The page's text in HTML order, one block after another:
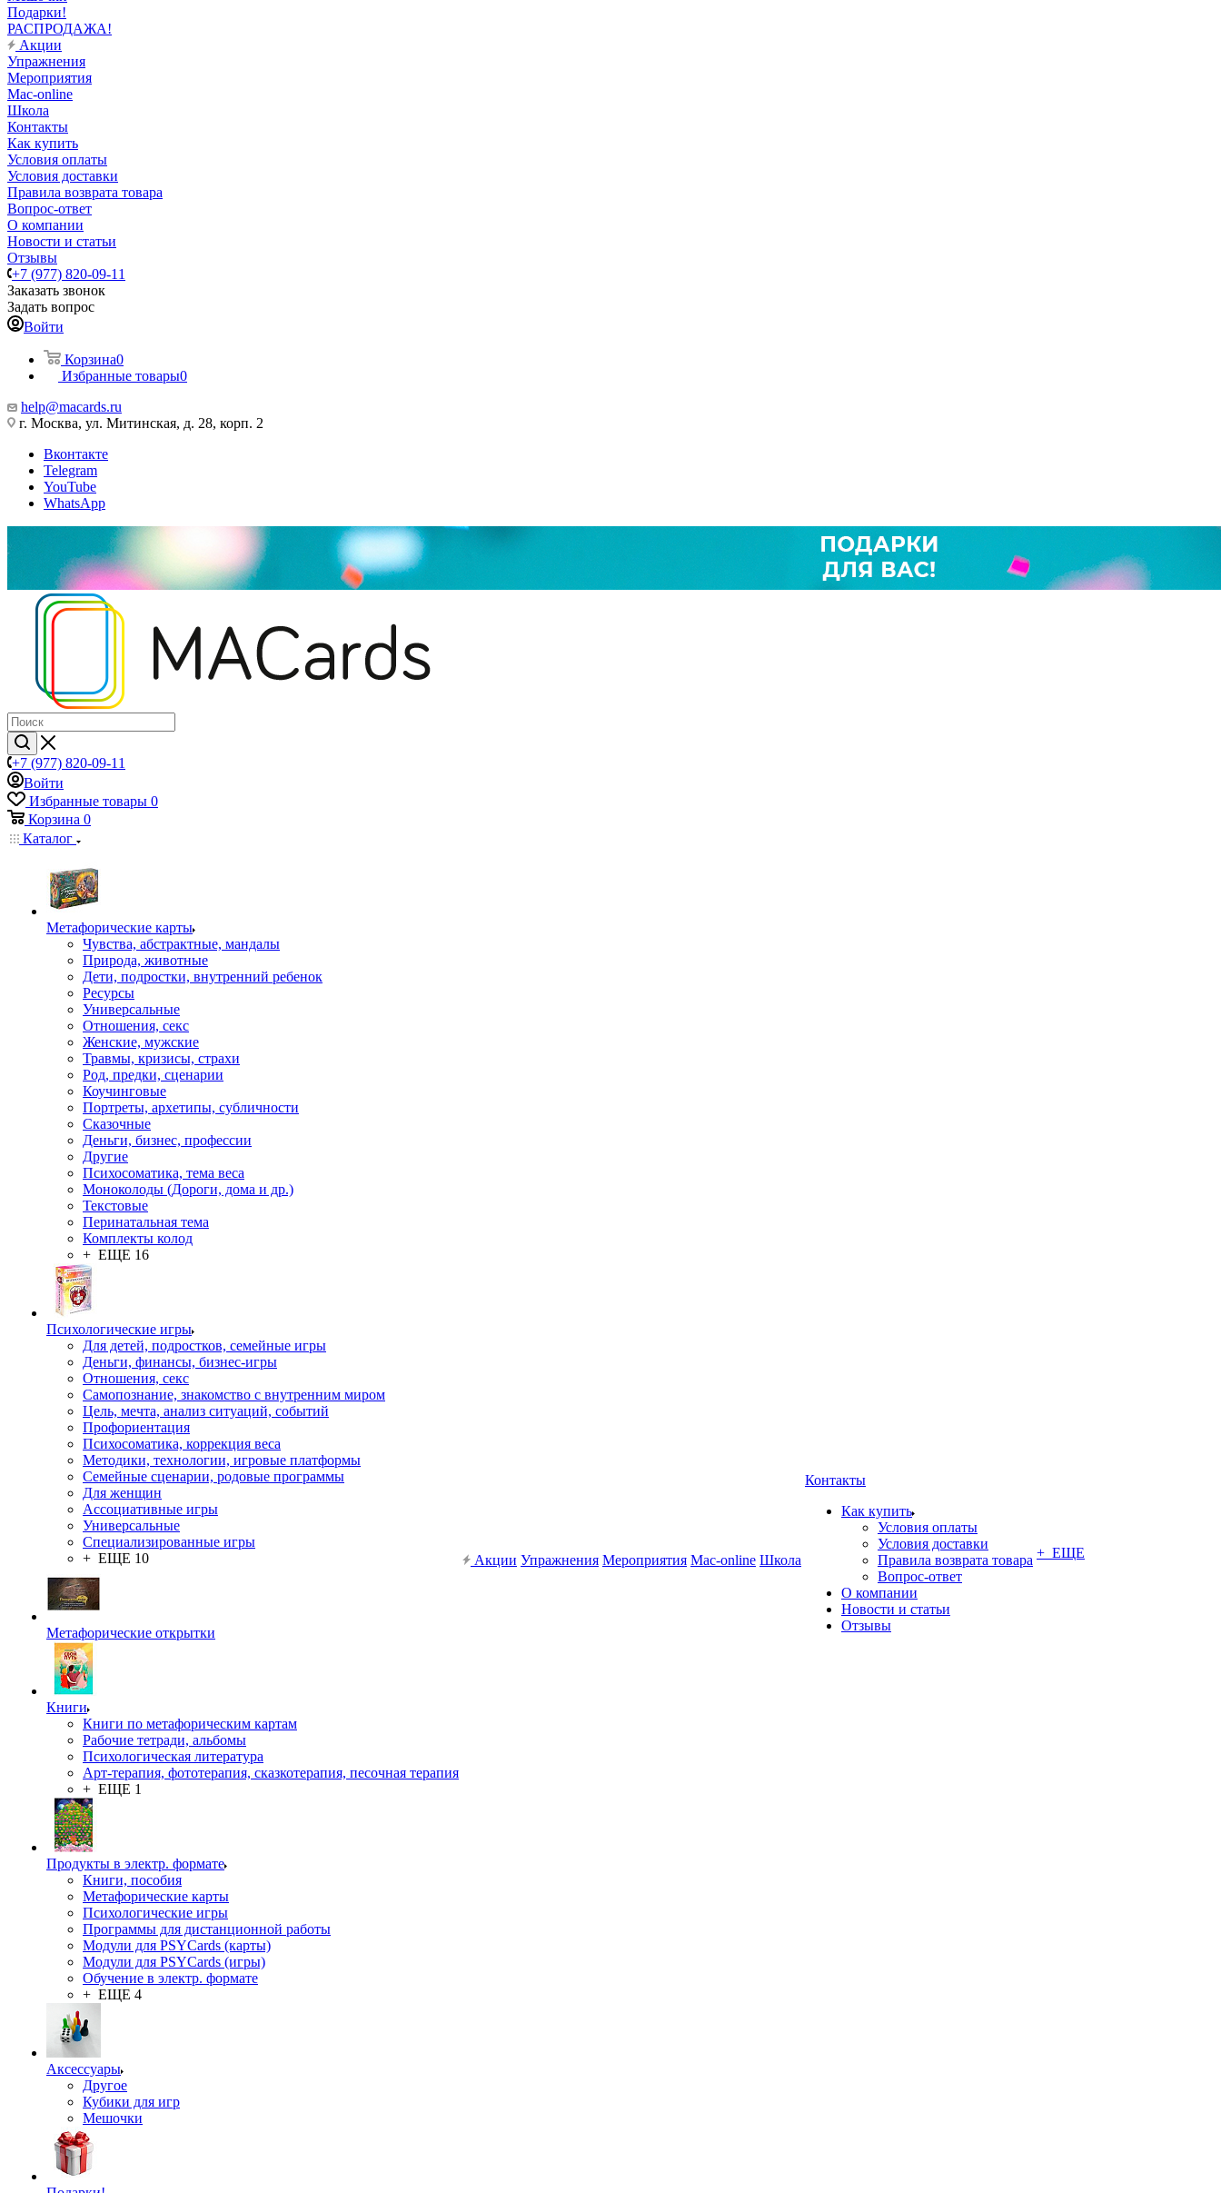
Подарки!
РАСПРОДАЖА!
Акции
Упражнения
Мероприятия
Mac-online
Школа
Контакты
Как купить
Условия оплаты
Условия доставки
Правила возврата товара
Вопрос-ответ
О компании
Новости и статьи
Отзывы
+7 (977) 820-09-11
Заказать звонок
Задать вопрос
Войти
Корзина0
Избранные товары0
help@macards.ru
г. Москва, ул. Митинская, д. 28, корп. 2
Вконтакте
Telegram
YouTube
WhatsApp
+7 (977) 820-09-11
Войти
Избранные товары 0
Корзина 0
Каталог
Mетафорические карты
Чувства, абстрактные, мандалы
Природа, животные
Дети, подростки, внутренний ребенок
Ресурсы
Универсальные
Отношения, секс
Женские, мужские
Травмы, кризисы, страхи
Род, предки, сценарии
Коучинговые
Портреты, архетипы, субличности
Сказочные
Деньги, бизнес, профессии
Другие
Психосоматика, тема веса
Моноколоды (Дороги, дома и др.)
Текстовые
Перинатальная тема
Комплекты колод
+ ЕЩЕ 16
Психологические игры
Для детей, подростков, семейные игры
Деньги, финансы, бизнес-игры
Отношения, секс
Самопознание, знакомство с внутренним миром
Цель, мечта, анализ ситуаций, событий
Профориентация
Психосоматика, коррекция веса
Методики, технологии, игровые платформы
Семейные сценарии, родовые программы
Для женщин
Ассоциативные игры
Универсальные
Специализированные игры
+ ЕЩЕ 10
Метафорические открытки
Книги
Книги по метафорическим картам
Рабочие тетради, альбомы
Психологическая литература
Арт-терапия, фототерапия, сказкотерапия, песочная терапия
+ ЕЩЕ 1
Продукты в электр. формате
Книги, пособия
Метафорические карты
Психологические игры
Программы для дистанционной работы
Модули для PSYCards (карты)
Модули для PSYCards (игры)
Обучение в электр. формате
+ ЕЩЕ 4
Аксессуары
Другое
Кубики для игр
Мешочки
Акции Упражнения Мероприятия Mac-online Школа
Контакты
Как купить
Условия оплаты
Условия доставки
Правила возврата товара
Вопрос-ответ
О компании
Новости и статьи
Отзывы
+ ЕЩЕ